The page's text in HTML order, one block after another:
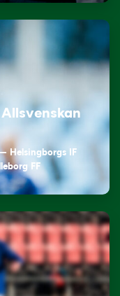
Helsingborgs IF
FF